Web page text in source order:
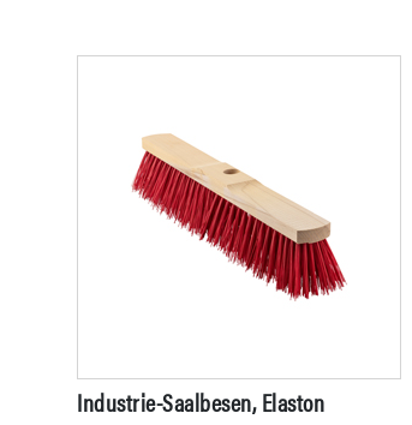
Industrie-Saalbesen, Elaston